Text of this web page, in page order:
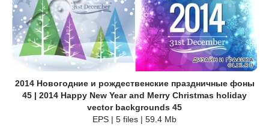
2014 Новогодние и рождественские праздничные фоны
45 | 2014 Happy New Year and Merry Christmas holiday
vector backgrounds 45
EPS | 5 files | 59.4 Mb